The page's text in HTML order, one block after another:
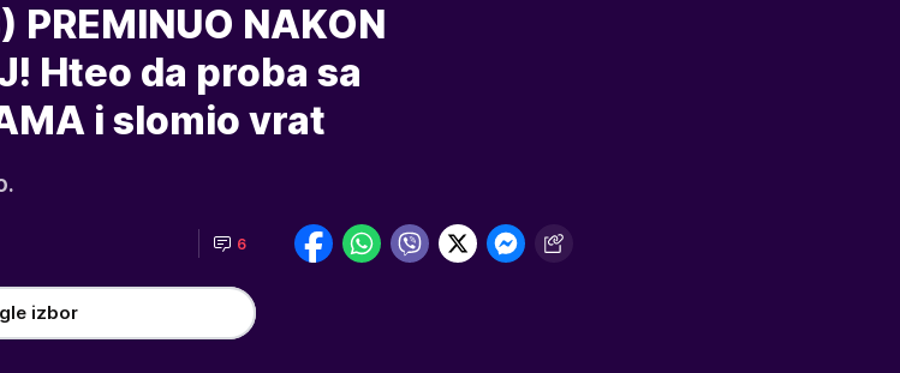
PREMINUO NAKON
Hteo da proba sa
i slomio vrat
6
izbor